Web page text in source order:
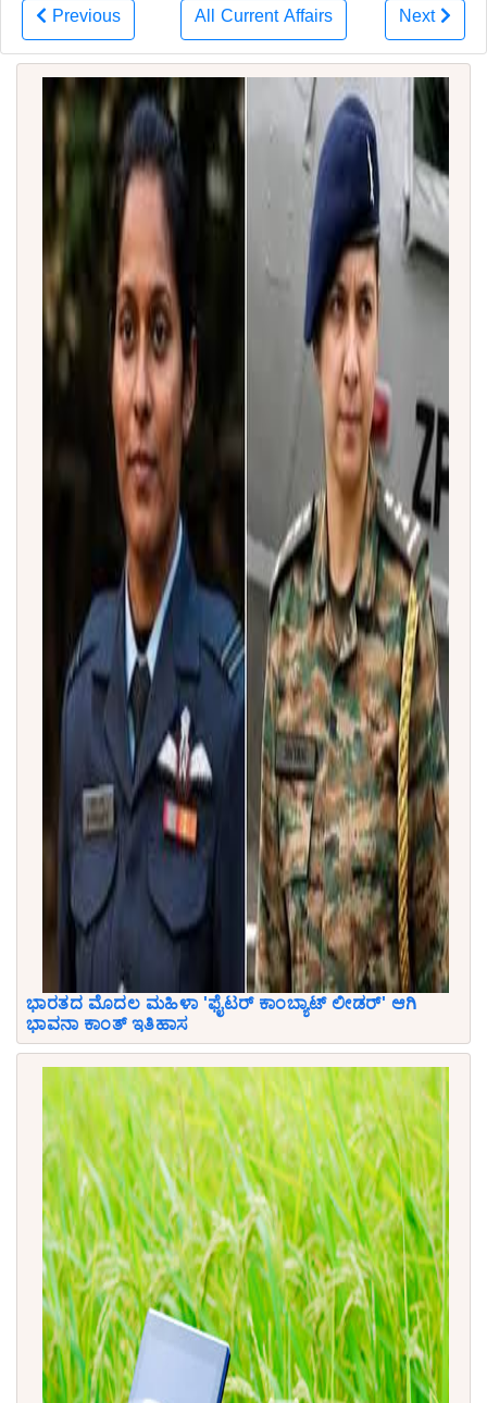
Previous All Current Affairs Next
ಭಾರತದ ಮೊದಲ ಮಹಿಳಾ 'ಫೈಟರ್ ಕಾಂಬ್ಯಾಟ್ ಲೀಡರ್' ಆಗಿ
ಭಾವನಾ ಕಾಂತ್ ಇತಿಹಾಸ